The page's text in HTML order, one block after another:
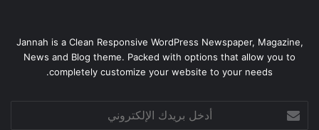
Jannah is a Clean Responsive WordPress Newspaper, Magazine,
News and Blog theme. Packed with options that allow you to
completely customize your website to your needs.
بريدك